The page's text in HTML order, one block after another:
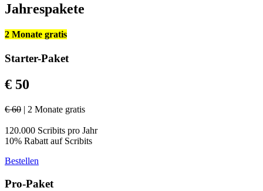
Jahrespakete
2 Monate gratis
Starter-Paket
€ 50
€ 60 | 2 Monate gratis
120.000 Scribits pro Jahr
10% Rabatt auf Scribits
Bestellen
Pro-Paket